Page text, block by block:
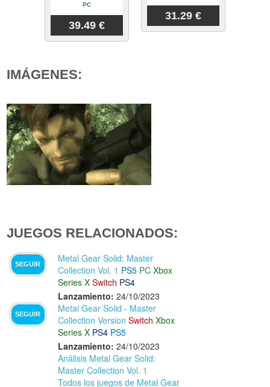
PC
39.49 €
31.29 €
IMÁGENES:
JUEGOS RELACIONADOS:
SEGUIR
Metal Gear Solid: Master
Collection Vol. 1 PS5 PC Xbox
Series X Switch PS4
Lanzamiento: 24/10/2023
SEGUIR
Metal Gear Solid - Master
Collection Version Switch Xbox
Series X PS4 PS5
Lanzamiento: 24/10/2023
Análisis Metal Gear Solid:
Master Collection Vol. 1
Todos los juegos de Metal Gear